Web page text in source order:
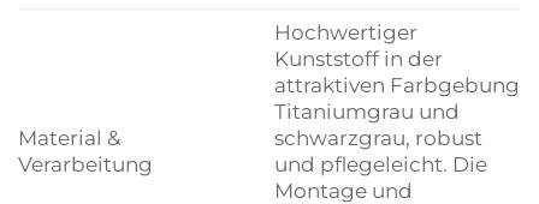
Material &
Verarbeitung
Hochwertiger
Kunststoff in der
attraktiven Farbgebung
Titaniumgrau und
schwarzgrau, robust
und pflegeleicht. Die
Montage und